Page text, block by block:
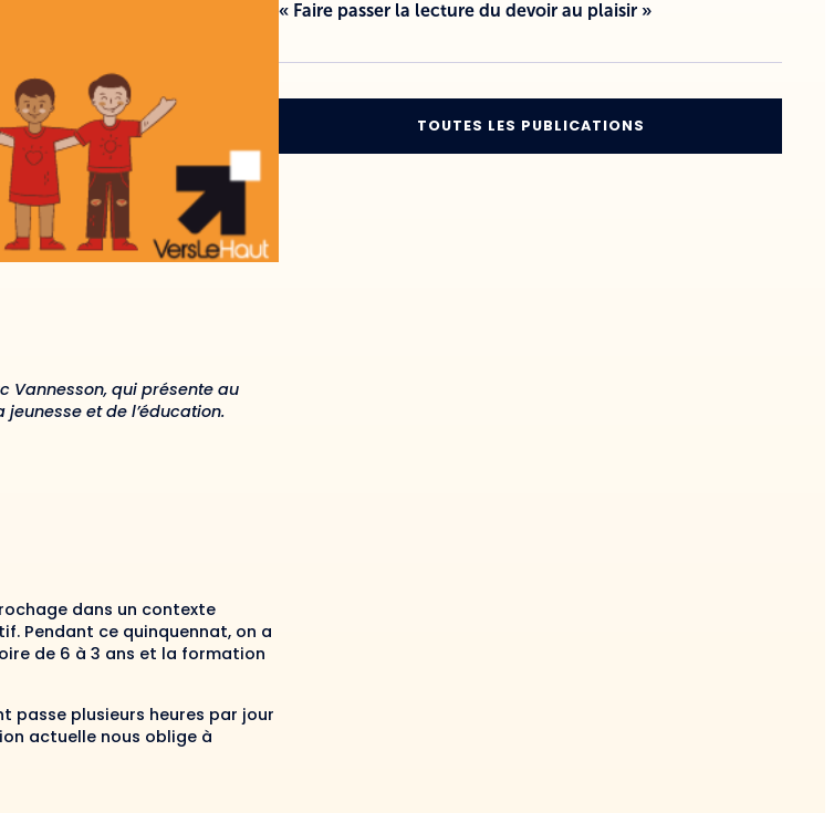
Vannesson, qui présente au
et de l’éducation.
dans un contexte
Pendant ce quinquennat, on a
de 6 à 3 ans et la formation
passe plusieurs heures par jour
actuelle nous oblige à
« Faire passer la lecture du devoir au plaisir »
TOUTES LES PUBLICATIONS